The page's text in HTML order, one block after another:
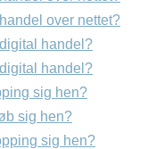
over nettet?
handel?
handel?
sig hen?
sig hen?
sig hen?